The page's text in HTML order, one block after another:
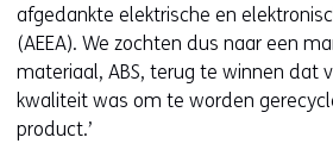
afgedankte elektrische en
(AEEA). We zochten dus naar een
materiaal, ABS, terug te winnen dat
kwaliteit was om te worden
product.’